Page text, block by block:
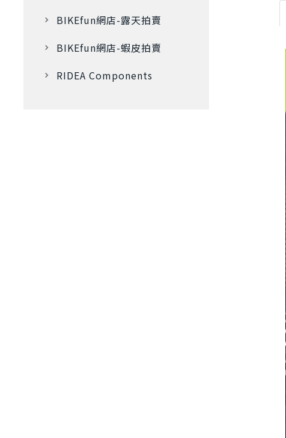
BIKEfun網店-露天拍賣
BIKEfun網店-蝦皮拍賣
RIDEA Components